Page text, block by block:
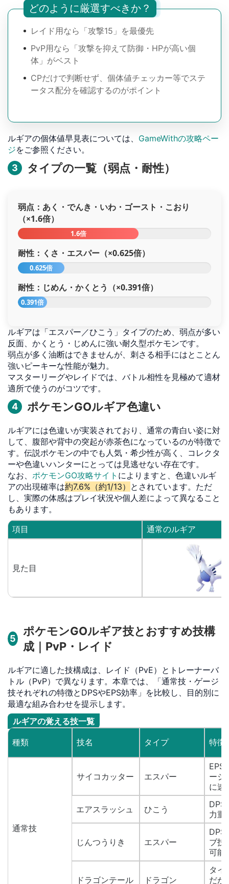
どのように厳選すべきか？
レイド用なら「攻撃15」を最優先
PvP用なら「攻撃を抑えて防御・HPが高い個
体」がベスト
CPだけで判断せず、個体値チェッカー等でステ
ータス配分を確認するのがポイント
ルギアの個体値早見表については、 GameWithの攻略ペー
ジをご参照ください。
3 タイプの一覧（弱点・耐性）
弱点：あく・でんき・いわ・ゴースト・こおり
（×1.6倍）
1.6倍
耐性：くさ・エスパー（×0.625倍）
0.625倍
耐性：じめん・かくとう（×0.391倍）
0.391倍
ルギアは「エスパー／ひこう」タイプのため、弱点が多い
反面、かくとう・じめんに強い耐久型ポケモンです。
弱点が多く油断はできませんが、刺さる相手にはとことん
強いピーキーな性能が魅力。
マスターリーグやレイドでは、バトル相性を見極めて適材
適所で使うのがコツです。
4 ポケモンGOルギア色違い
ルギアには色違いが実装されており、通常の青白い姿に対
して、腹部や背中の突起が赤茶色になっているのが特徴で
す。伝説ポケモンの中でも人気・希少性が高く、コレクタ
ーや色違いハンターにとっては見逃せない存在です。
なお、 ポケモンGO攻略サイト によりますと、色違いルギ
アの出現確率は約7.6%（約1/13） とされています。ただ
し、実際の体感はプレイ状況や個人差によって異なること
もあります。
項目
通常のルギア
見た目
5
ポケモンGOルギア技とおすすめ技構
成｜PvP・レイド
ルギアに適した技構成は、レイド（PvE）とトレーナーバ
トル（PvP）で異なります。本章では、「通常技・ゲージ
技それぞれの特徴とDPSやEPS効率」を比較し、目的別に
最適な組み合わせを提示します。
ルギアの覚える技一覧
種類 技名 タイプ 特徴
通常技
サイコカッター エスパー
EPS
ージ
に速
エアスラッシュ ひこう
DPS
力重
じんつうりき エスパー
DPS
ブ技
可能
ドラゴンテール ドラゴン
タイ
だが